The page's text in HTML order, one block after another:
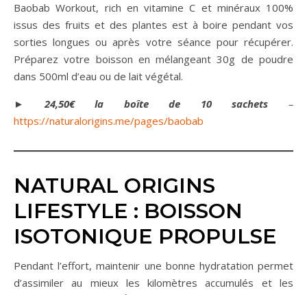
Baobab Workout, rich en vitamine C et minéraux 100%
issus des fruits et des plantes est à boire pendant vos
sorties longues ou après votre séance pour récupérer.
Préparez votre boisson en mélangeant 30g de poudre
dans 500ml d’eau ou de lait végétal.
►24,50€ la boîte de 10 sachets –
https://naturalorigins.me/pages/baobab
NATURAL ORIGINS
LIFESTYLE : BOISSON
ISOTONIQUE PROPULSE
Pendant l’effort, maintenir une bonne hydratation permet
d’assimiler au mieux les kilomètres accumulés et les